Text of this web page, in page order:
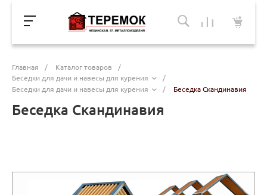
Главная / Каталог товаров
/
Беседки для дачи и навесы для курения
/
Беседки для дачи и навесы для курения
/ Беседка Скандинавия
Беседка Скандинавия